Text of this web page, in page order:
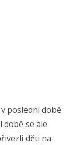
poslední době
době se ale
děti na